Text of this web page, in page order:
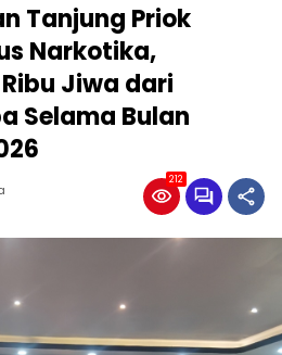
Tanjung Priok
Narkotika,
Jiwa dari
Selama Bulan
212